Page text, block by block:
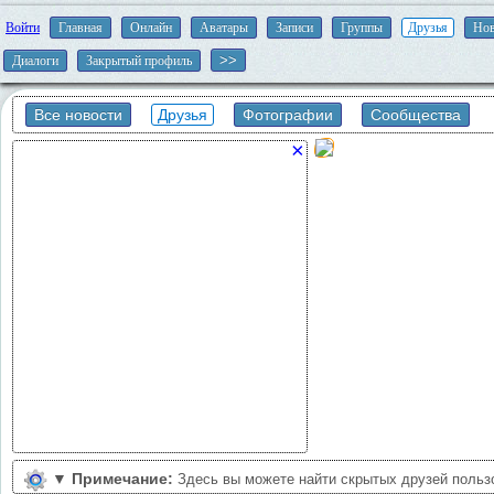
Войти Главная Онлайн Аватары Записи Группы Друзья
Диалоги Закрытый профиль
Все новости Друзья Фотографии Сообщества
×
▼ Примечание: Здесь вы можете найти скрытых друзей